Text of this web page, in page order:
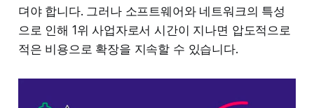
뎌야 합니다. 그러나 소프트웨어와 네트워크의 특성
으로 인해 1위 사업자로서 시간이 지나면 압도적으로
적은 비용으로 확장을 지속할 수 있습니다.